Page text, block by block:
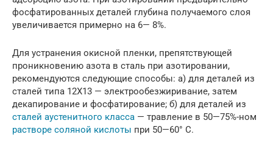
фосфатированных деталей глубина получаемого слоя
увеличивается примерно на 6— 8%.
Для устранения окисной пленки, препятствующей
проникновению азота в сталь при азотировании,
рекомендуются следующие способы: а) для деталей из
сталей типа 12X13 — электрообезжиривание, затем
декапирование и фосфатирование; б) для деталей из
сталей аустенитного класса — травление в 50—75%-ном
растворе соляной кислоты при 50—60° С.